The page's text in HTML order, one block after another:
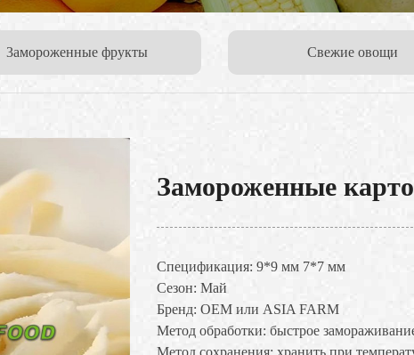
3амороженные фрукты Свежие овощи
Замороженные
Спецификация: 9*9 мм 7*7 мм
Сезон: Май
Бренд: OEM или ASIA FARM
Метод обработки: быстрое